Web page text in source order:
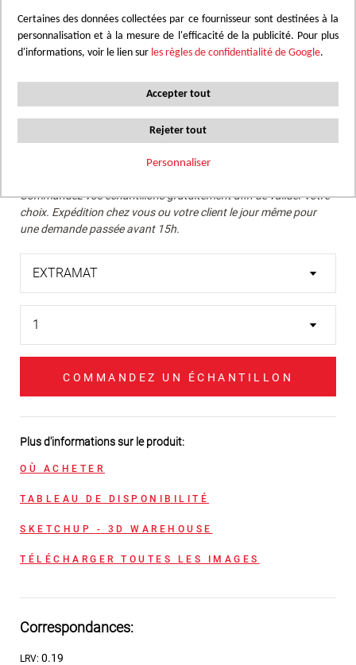
Certaines des données collectées par ce fournisseur sont destinées à la
personnalisation et à la mesure de l'efficacité de la publicité. Pour plus
d'informations, voir le lien sur les règles de confidentialité de Google.
Accepter tout
Rejeter tout
Personnaliser
Gris anthracite texturé, avec des effets de matière
métalliques noirâtres.
Commandez vos échantillons gratuitement afin de valider votre
choix. Expédition chez vous ou votre client le jour même pour
une demande passée avant 15h.
COMMANDEZ UN ÉCHANTILLON
Plus d'informations sur le produit:
OÙ ACHETER
TABLEAU DE DISPONIBILITÉ
SKETCHUP - 3D WAREHOUSE
TÉLÉCHARGER TOUTES LES IMAGES
Correspondances:
LRV: 0.19
Nous conseillons de vérifier la teinte recherchée avec un
Passer
au
de
d’images